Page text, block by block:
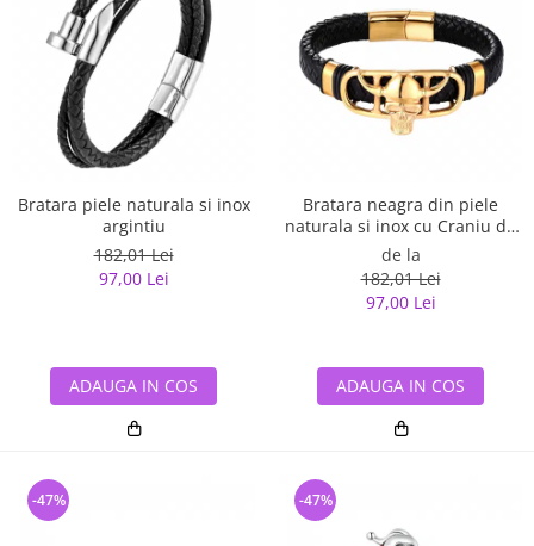
Bratara piele naturala si inox
argintiu
182,01 Lei
97,00 Lei
ADAUGA IN COS
Bratara neagra din piele
naturala si inox cu Craniu de
Viking
de la
182,01 Lei
97,00 Lei
ADAUGA IN COS
-47% -47%